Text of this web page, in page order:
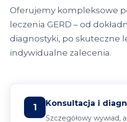
Oferujemy kompleksowe
leczenia GERD – od
diagnostyki, po skuteczne
indywidualne zalecenia.
1 Konsultacja i
Szczegółowy wywiad,